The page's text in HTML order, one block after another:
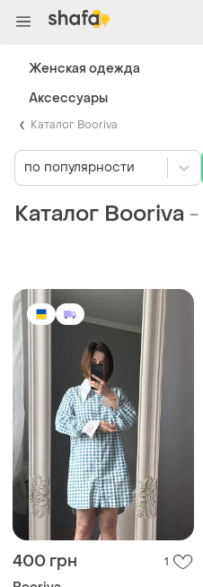
Каталог Booriva
Каталог Booriva -
400 грн 1
по популярности
Женская одежда
Аксессуары